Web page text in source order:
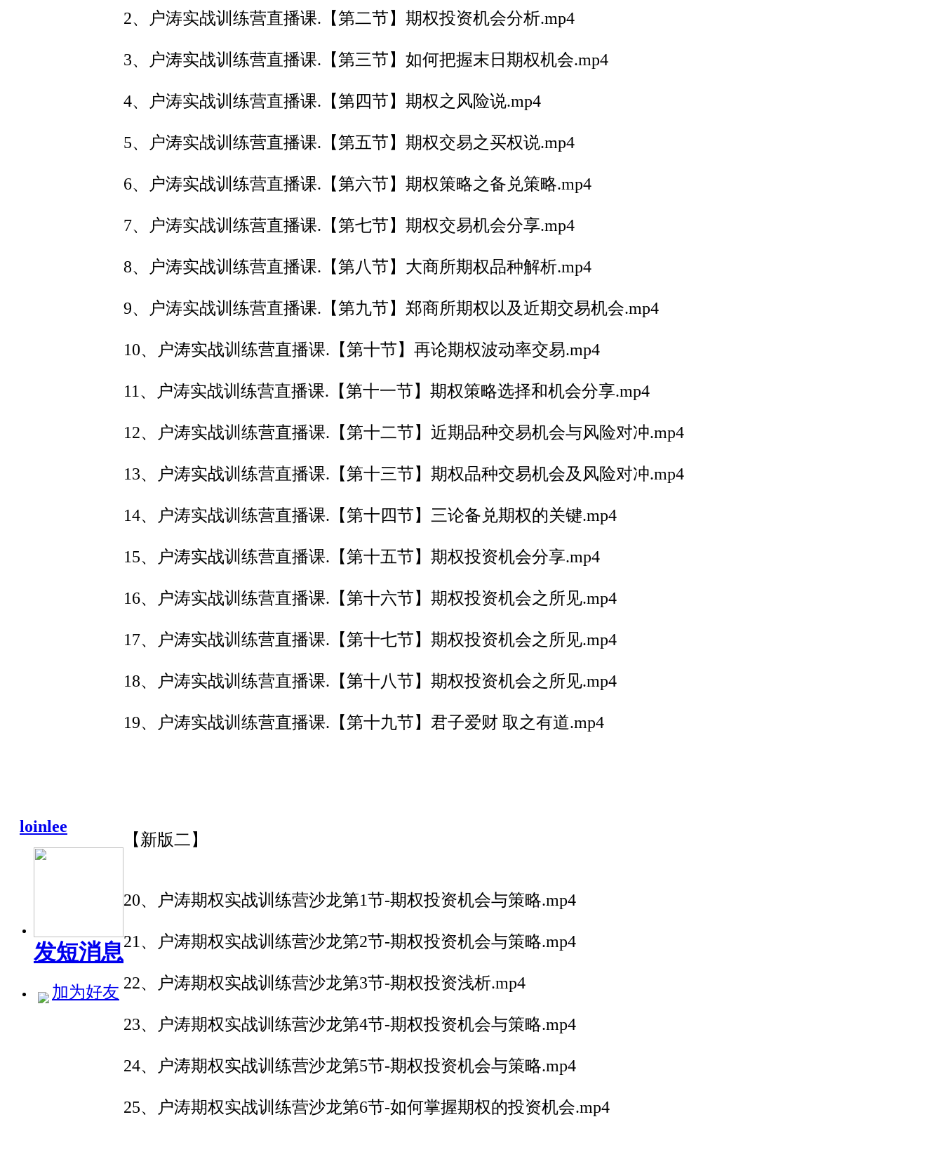
loinlee
发短消息
加为好友
2、户涛实战训练营直播课.【第二节】期权投资机会分析.mp4
3、户涛实战训练营直播课.【第三节】如何把握末日期权机会.mp4
4、户涛实战训练营直播课.【第四节】期权之风险说.mp4
5、户涛实战训练营直播课.【第五节】期权交易之买权说.mp4
6、户涛实战训练营直播课.【第六节】期权策略之备兑策略.mp4
7、户涛实战训练营直播课.【第七节】期权交易机会分享.mp4
8、户涛实战训练营直播课.【第八节】大商所期权品种解析.mp4
9、户涛实战训练营直播课.【第九节】郑商所期权以及近期交易机会.mp4
10、户涛实战训练营直播课.【第十节】再论期权波动率交易.mp4
11、户涛实战训练营直播课.【第十一节】期权策略选择和机会分享.mp4
12、户涛实战训练营直播课.【第十二节】近期品种交易机会与风险对冲.mp4
13、户涛实战训练营直播课.【第十三节】期权品种交易机会及风险对冲.mp4
14、户涛实战训练营直播课.【第十四节】三论备兑期权的关键.mp4
15、户涛实战训练营直播课.【第十五节】期权投资机会分享.mp4
16、户涛实战训练营直播课.【第十六节】期权投资机会之所见.mp4
17、户涛实战训练营直播课.【第十七节】期权投资机会之所见.mp4
18、户涛实战训练营直播课.【第十八节】期权投资机会之所见.mp4
19、户涛实战训练营直播课.【第十九节】君子爱财 取之有道.mp4
【新版二】
20、户涛期权实战训练营沙龙第1节-期权投资机会与策略.mp4
21、户涛期权实战训练营沙龙第2节-期权投资机会与策略.mp4
22、户涛期权实战训练营沙龙第3节-期权投资浅析.mp4
23、户涛期权实战训练营沙龙第4节-期权投资机会与策略.mp4
24、户涛期权实战训练营沙龙第5节-期权投资机会与策略.mp4
25、户涛期权实战训练营沙龙第6节-如何掌握期权的投资机会.mp4